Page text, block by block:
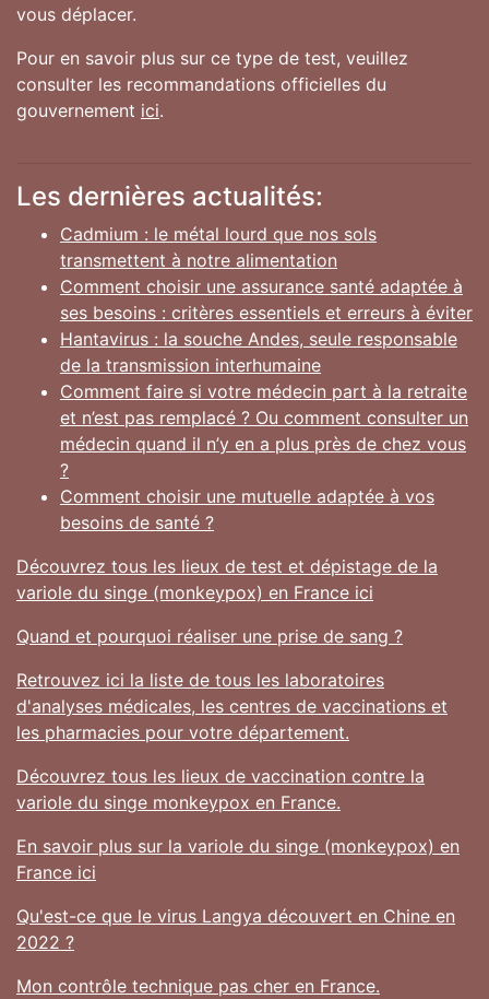
vous déplacer.
Pour en savoir plus sur ce type de test, veuillez
consulter les recommandations officielles du
gouvernement ici.
Les dernières actualités:
Cadmium : le métal lourd que nos sols
transmettent à notre alimentation
Comment choisir une assurance santé adaptée à
ses besoins : critères essentiels et erreurs à éviter
Hantavirus : la souche Andes, seule responsable
de la transmission interhumaine
Comment faire si votre médecin part à la retraite
et n’est pas remplacé ? Ou comment consulter un
médecin quand il n’y en a plus près de chez vous
?
Comment choisir une mutuelle adaptée à vos
besoins de santé ?
Découvrez tous les lieux de test et dépistage de la
variole du singe (monkeypox) en France ici
Quand et pourquoi réaliser une prise de sang ?
Retrouvez ici la liste de tous les laboratoires
d'analyses médicales, les centres de vaccinations et
les pharmacies pour votre département.
Découvrez tous les lieux de vaccination contre la
variole du singe monkeypox en France.
En savoir plus sur la variole du singe (monkeypox) en
France ici
Qu'est-ce que le virus Langya découvert en Chine en
2022 ?
Mon contrôle technique pas cher en France.